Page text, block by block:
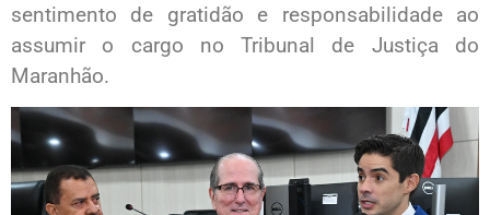
sentimento de gratidão e responsabilidade ao
assumir o cargo no Tribunal de Justiça do
Maranhão.